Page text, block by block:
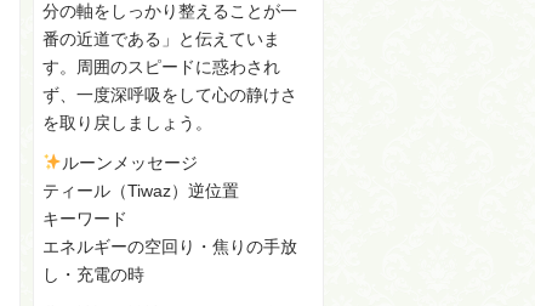
分の軸をしっかり整えることが一
番の近道である」と伝えていま
す。周囲のスピードに惑わされ
ず、一度深呼吸をして心の静けさ
を取り戻しましょう。
ルーンメッセージ
ティール（Tiwaz）逆位置
キーワード
エネルギーの空回り・焦りの手放
し・充電の時